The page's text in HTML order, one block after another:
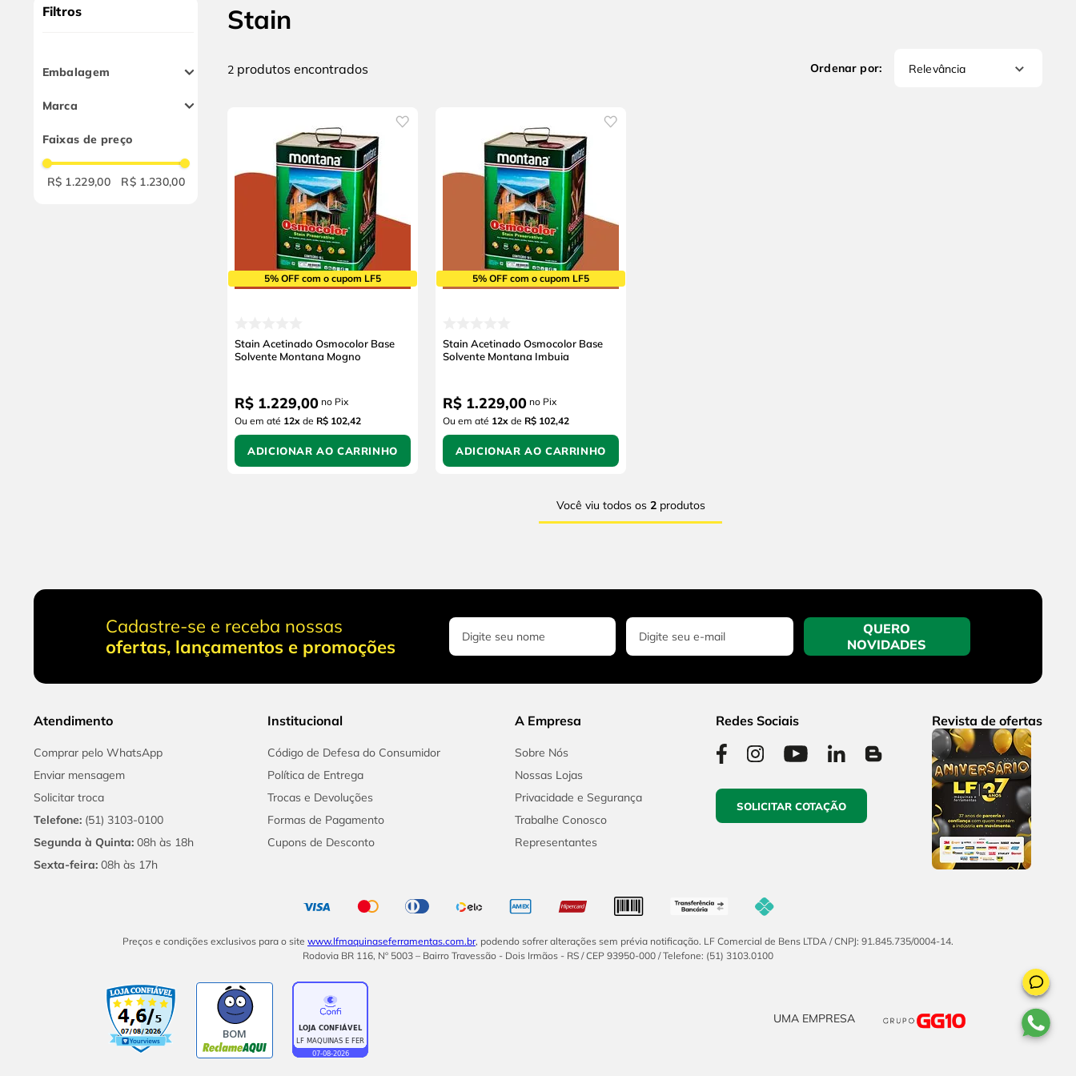
Filtros
Embalagem
Marca
Faixas de preço
R$ 1.229,00 R$ 1.230,00
Stain
2 produtos Relevância
5% OFF com o cupom LF5
Stain Acetinado Osmocolor Base
Solvente Montana Mogno
R$ 1.229,00 no Pix
Ou em até 12x de R$ 102,42
ADICIONAR AO CARRINHO
5% OFF com o cupom LF5
Stain Acetinado Osmocolor Base
Solvente Montana Imbuia
R$ 1.229,00 no Pix
Ou em até 12x de R$ 102,42
ADICIONAR AO CARRINHO
Você viu todos os 2produtos
Cadastre-se e receba nossas
ofertas, lançamentos e promoções
QUERO
NOVIDADES
Atendimento
Comprar pelo WhatsApp
Enviar mensagem
Solicitar troca
Telefone: (51) 3103-0100
Segunda à Quinta: 08h às 18h
Sexta-feira: 08h às 17h
Institucional
Código de Defesa do Consumidor
Política de Entrega
Trocas e Devoluções
Formas de Pagamento
Cupons de Desconto
A Empresa
Sobre Nós
Nossas Lojas
Privacidade e Segurança
Trabalhe Conosco
Representantes
Redes Sociais
SOLICITAR COTAÇÃO
Revista de ofertas
Preços e condições exclusivos para o site www.lfmaquinaseferramentas.com.br, podendo sofrer alterações sem prévia notificação. LF Comercial de Bens LTDA / CNPJ: 91.845.735/0004-14.
Rodovia BR 116, Nº 5003 – Bairro Travessão - Dois Irmãos - RS / CEP 93950-000 / Telefone: (51) 3103.0100
BOM
UMA EMPRESA